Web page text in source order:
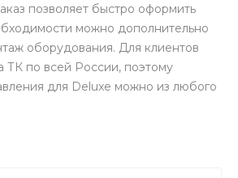
позволяет быстро оформить
можно дополнительно
оборудования. Для клиентов
ТК по всей России, поэтому
для Deluxe можно из любого